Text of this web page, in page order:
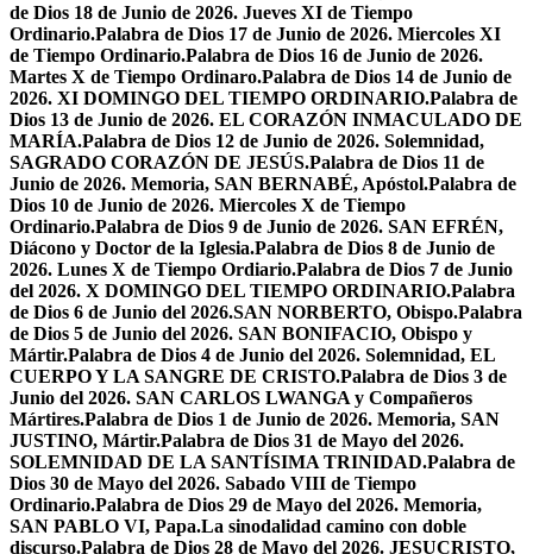
de Dios 18 de Junio de 2026. Jueves XI de Tiempo
Ordinario.Palabra de Dios 17 de Junio de 2026. Miercoles XI
de Tiempo Ordinario.Palabra de Dios 16 de Junio de 2026.
Martes X de Tiempo Ordinaro.Palabra de Dios 14 de Junio de
2026. XI DOMINGO DEL TIEMPO ORDINARIO.Palabra de
Dios 13 de Junio de 2026. EL CORAZÓN INMACULADO DE
MARÍA.Palabra de Dios 12 de Junio de 2026. Solemnidad,
SAGRADO CORAZÓN DE JESÚS.Palabra de Dios 11 de
Junio de 2026. Memoria, SAN BERNABÉ, Apóstol.Palabra de
Dios 10 de Junio de 2026. Miercoles X de Tiempo
Ordinario.Palabra de Dios 9 de Junio de 2026. SAN EFRÉN,
Diácono y Doctor de la Iglesia.Palabra de Dios 8 de Junio de
2026. Lunes X de Tiempo Ordiario.Palabra de Dios 7 de Junio
del 2026. X DOMINGO DEL TIEMPO ORDINARIO.Palabra
de Dios 6 de Junio del 2026.SAN NORBERTO, Obispo.Palabra
de Dios 5 de Junio del 2026. SAN BONIFACIO, Obispo y
Mártir.Palabra de Dios 4 de Junio del 2026. Solemnidad, EL
CUERPO Y LA SANGRE DE CRISTO.Palabra de Dios 3 de
Junio del 2026. SAN CARLOS LWANGA y Compañeros
Mártires.Palabra de Dios 1 de Junio de 2026. Memoria, SAN
JUSTINO, Mártir.Palabra de Dios 31 de Mayo del 2026.
SOLEMNIDAD DE LA SANTÍSIMA TRINIDAD.Palabra de
Dios 30 de Mayo del 2026. Sabado VIII de Tiempo
Ordinario.Palabra de Dios 29 de Mayo del 2026. Memoria,
SAN PABLO VI, Papa.La sinodalidad camino con doble
discurso.Palabra de Dios 28 de Mayo del 2026. JESUCRISTO,